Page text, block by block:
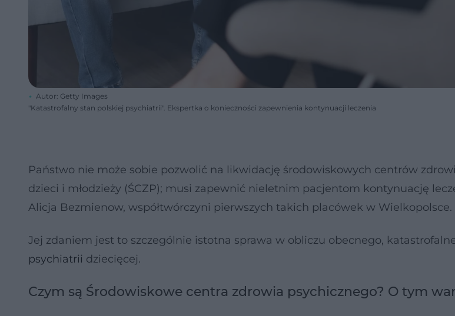
Autor: Getty Images
"Katastrofalny stan polskiej psychiatrii". Ekspertka o konieczności zapewnienia kontynuacji leczenia
Państwo nie może sobie pozwolić na likwidację środowiskowych centrów
dzieci i młodzieży (ŚCZP); musi zapewnić nieletnim pacjentom kontynuację
Alicja Bezmienow, współtwórczyni pierwszych takich placówek w Wielkopolsce.
Jej zdaniem jest to szczególnie istotna sprawa w obliczu obecnego,
psychiatrii dziecięcej.
Czym są Środowiskowe centra zdrowia psychicznego? O tym